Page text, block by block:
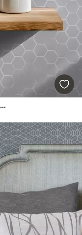
Tapeten Kleine Wabenstruktur mit weichen Konturen